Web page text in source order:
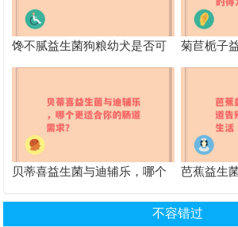
馋不腻益生菌狗粮幼犬是否可
以食用
菊苣栀子
解析 改善
贝蒂喜益生菌与迪辅乐，哪个
芭蕉益生
不容错过